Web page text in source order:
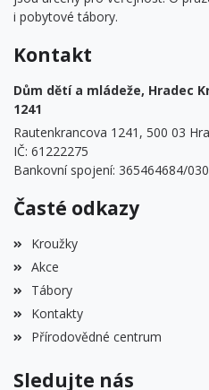
i pobytové tábory.
Kontakt
Dům dětí a mládeže, Hradec
1241
Rautenkrancova 1241, 500 03
IČ: 61222275
Bankovní spojení: 365464684/
Časté odkazy
Kroužky
Akce
Tábory
Kontakty
Přírodovědné centrum
Sledujte nás